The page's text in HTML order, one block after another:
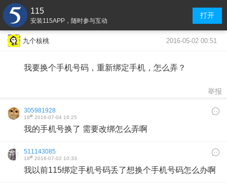
115
安装115APP，随时参与互动
打开
九个核桃 2016-05-02 00:51
我要换个手机号码，重新绑定手机，怎么弄？
举报
305981928
19# 2016-07-04 16:25
我的手机号换了 需要改绑怎么弄啊
511143085
18# 2016-07-02 10:33
我以前115绑定手机号码丢了想换个手机号码怎么办啊